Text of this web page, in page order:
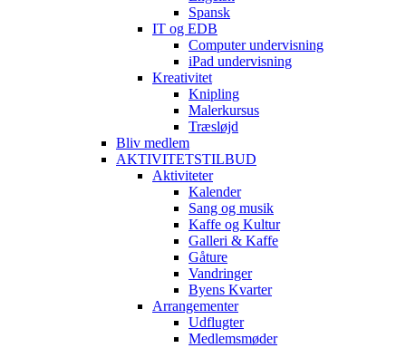
Spansk
IT og EDB
Computer undervisning
iPad undervisning
Kreativitet
Knipling
Malerkursus
Træsløjd
Bliv medlem
AKTIVITETSTILBUD
Aktiviteter
Kalender
Sang og musik
Kaffe og Kultur
Galleri & Kaffe
Gåture
Vandringer
Byens Kvarter
Arrangementer
Udflugter
Medlemsmøder